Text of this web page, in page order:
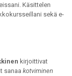
Käsittelen
sekä e-
kirjoittivat
sanaakotviminen